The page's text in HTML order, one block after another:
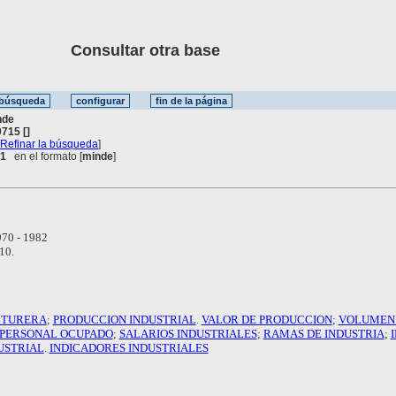
Consultar otra base
[]
Refinar la búsqueda]
en el formato [minde]
- 1982
; PRODUCCION INDUSTRIAL. VALOR DE PRODUCCION; VOLUMEN
OCUPADO; SALARIOS INDUSTRIALES; RAMAS DE INDUSTRIA;
. INDICADORES INDUSTRIALES